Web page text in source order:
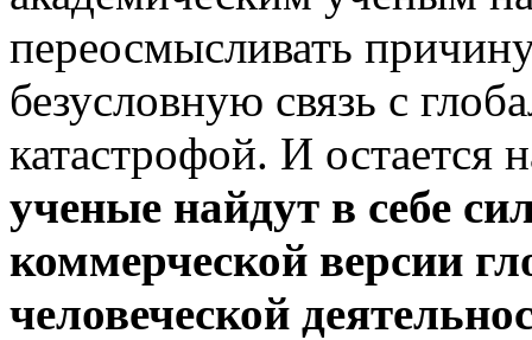
переосмысливать
безусловную связь с
катастрофой. И остается
ученые найдут в себе
коммерческой версии
человеческой